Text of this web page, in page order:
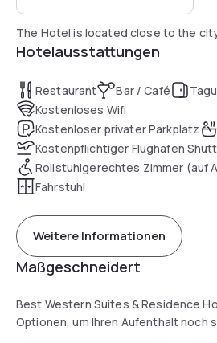
The Hotel is located close to the
Hotelausstattungen
Restaurant Bar / Café
Kostenloses Wifi
Kostenloser privater Parkplatz
Kostenpflichtiger Flughafen
Rollstuhlgerechtes Zimmer (auf
Fahrstuhl
Weitere Informationen
Maßgeschneidert
Best Western Suites & Residence
Optionen, um Ihren Aufenthalt noch